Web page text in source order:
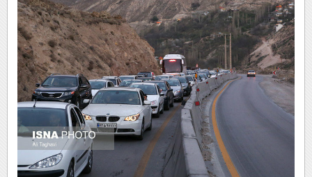
سرگرمی
فناوری
گوناگون
حوادث
محیط زیست
سلامت
فرهنگی
پیامک
روانشناسی
آشپزی
دانلود